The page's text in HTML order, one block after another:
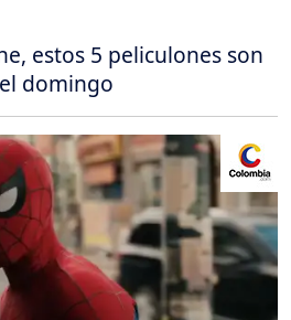
estos 5 peliculones son
domingo